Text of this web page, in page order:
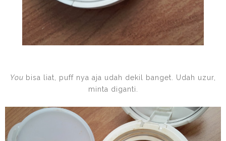
You bisa liat, puff nya aja udah dekil banget. Udah uzur,
minta diganti.